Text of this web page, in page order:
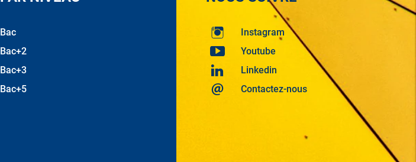
Bac
Bac+2
Bac+3
Bac+5
Instagram
Youtube
Linkedin
Contactez-nous